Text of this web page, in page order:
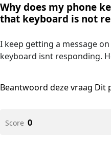
Why does my phone
that keyboard is not
I keep getting a message
keyboard isnt responding.
Beantwoord deze vraag Dit
Score 0